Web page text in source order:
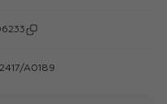
A0189